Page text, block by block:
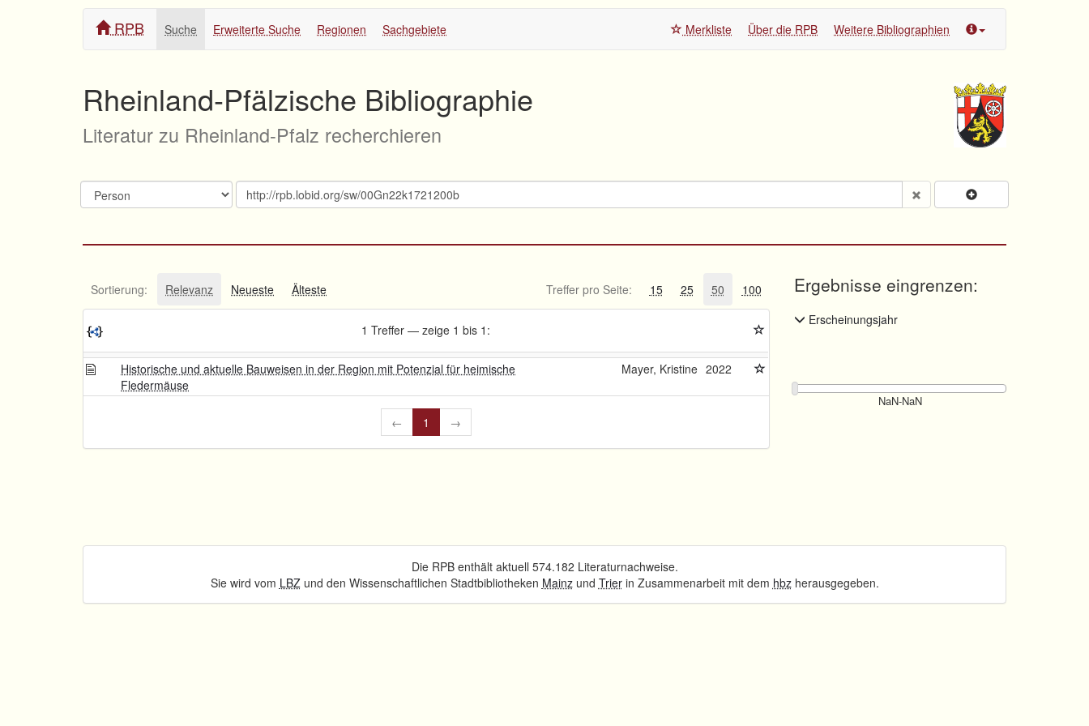
RPB Suche Erweiterte Suche Regionen Sachgebiete Merkliste Über die RPB Weitere Bibliographien
Rheinland-Pfälzische Bibliographie
Literatur zu Rheinland-Pfalz recherchieren
Sortierung: Relevanz Neueste Älteste Treffer pro Seite: 15 25 50 100
1 Treffer — zeige 1 bis 1:
Historische und aktuelle Bauweisen in der Region mit Potenzial für heimische
Fledermäuse
Mayer, Kristine 2022
← 1 →
Ergebnisse eingrenzen:
Erscheinungsjahr
Die RPB enthält aktuell 574.182 Literaturnachweise.
Sie wird vom LBZund den Wissenschaftlichen Stadtbibliotheken Mainzund Trierin Zusammenarbeit mit dem hbzherausgegeben.